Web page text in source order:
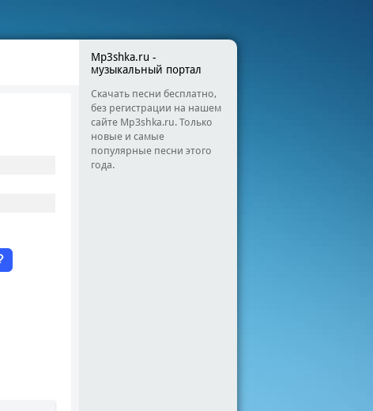
Mp3shka.ru -
музыкальный портал
Скачать песни бесплатно,
без регистрации на нашем
сайте Mp3shka.ru. Только
новые и самые
популярные песни этого
года.